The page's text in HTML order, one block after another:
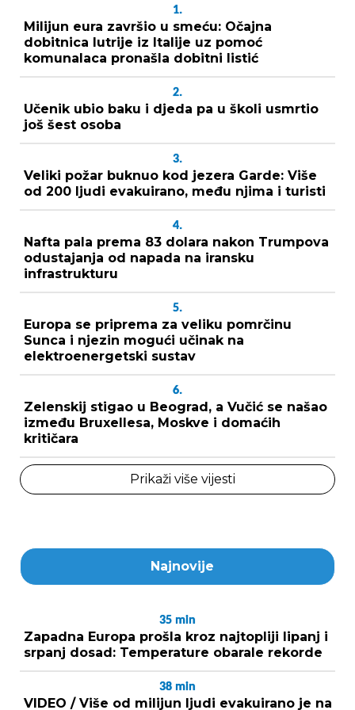
1.
Milijun eura završio u smeću: Očajna
dobitnica lutrije iz Italije uz pomoć
komunalaca pronašla dobitni listić
2.
Učenik ubio baku i djeda pa u školi usmrtio
još šest osoba
3.
Veliki požar buknuo kod jezera Garde: Više
od 200 ljudi evakuirano, među njima i turisti
4.
Nafta pala prema 83 dolara nakon Trumpova
odustajanja od napada na iransku
infrastrukturu
5.
Europa se priprema za veliku pomrčinu
Sunca i njezin mogući učinak na
elektroenergetski sustav
6.
Zelenskij stigao u Beograd, a Vučić se našao
između Bruxellesa, Moskve i domaćih
kritičara
Prikaži više vijesti
Najnovije
35 min
Zapadna Europa prošla kroz najtopliji lipanj i
srpanj dosad: Temperature obarale rekorde
38 min
VIDEO / Više od milijun ljudi evakuirano je na